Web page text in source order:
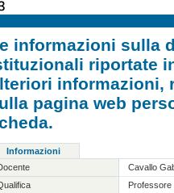
informazioni sulla
riportate
informazioni,
pagina web
Informazioni
Cavallo
Professore